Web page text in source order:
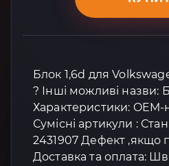
Блок 1,6d для
? Інші можливі назви:
Характеристики: OEM-
Сумісні артикули :
2431907 Дефект ,якщо
Доставка та оплата: